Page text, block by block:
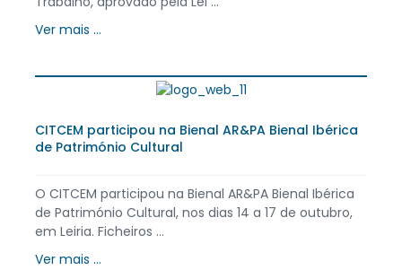
Ver mais ...
CITCEM participou na Bienal AR&PA Bienal Ibérica
de Património Cultural
O CITCEM participou na Bienal AR&PA Bienal Ibérica
de Património Cultural, nos dias 14 a 17 de outubro,
em Leiria. Ficheiros ...
Ver mais ...